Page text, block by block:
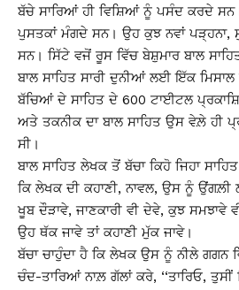
ਬੱਚੇ ਸਾਰਿਆਂ ਹੀ ਵਿਸ਼ਿਆਂ ਨੂੰ ਪਸੰਦ ਕਰਦੇ
ਪੁਸਤਕਾਂ ਮੰਗਦੇ ਸਨ। ਉਹ ਕੁਝ ਨਵਾਂ ਪੜ੍ਹਨਾ,
ਸਨ। ਸਿੱਟੇ ਵਜੋਂ ਰੂਸ ਵਿੱਚ ਬੇਸ਼ੁਮਾਰ ਬਾਲ
ਬਾਲ ਸਾਹਿਤ ਸਾਰੀ ਦੁਨੀਆਂ ਲਈ ਇੱਕ
ਬੱਚਿਆਂ ਦੇ ਸਾਹਿਤ ਦੇ 600 ਟਾਈਟਲ
ਅਤੇ ਤਕਨੀਕ ਦਾ ਬਾਲ ਸਾਹਿਤ ਉਸ ਵੇਲ਼ੇ ਹੀ
ਸੀ।
ਬਾਲ ਸਾਹਿਤ ਲੇਖਕ ਤੋਂ ਬੱਚਾ ਕਿਹੋ ਜਿਹਾ
ਕਿ ਲੇਖਕ ਦੀ ਕਹਾਣੀ, ਨਾਵਲ, ਉਸ ਨੂੰ
ਖੂਬ ਦੌੜਾਵੇ, ਜਾਣਕਾਰੀ ਵੀ ਦੇਵੇ, ਕੁਝ ਸਮਝਾਵੇ
ਉਹ ਥੱਕ ਜਾਵੇ ਤਾਂ ਕਹਾਣੀ ਮੁੱਕ ਜਾਵੇ।
ਬੱਚਾ ਚਾਹੁੰਦਾ ਹੈ ਕਿ ਲੇਖਕ ਉਸ ਨੂੰ ਨੀਲੇ ਗਗਨ
ਚੰਦ-ਤਾਰਿਆਂ ਨਾਲ਼ ਗੱਲਾਂ ਕਰੇ, ‘‘ਤਾਰਿਓ,